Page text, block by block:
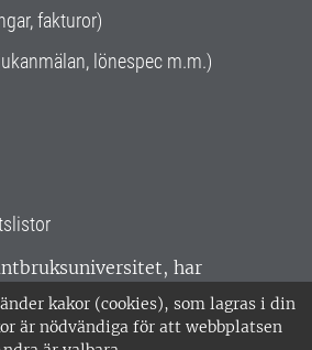
kakor (cookies), som lagras i din
är nödvändiga för att webbplatsen
fakturor)
lönespec m.m.)
har
hela Sverige. Huvudorter är
och Umeå.SLU är